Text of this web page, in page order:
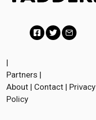
c
e
t
i
|
Partners |
About | Contact | Privacy
Policy